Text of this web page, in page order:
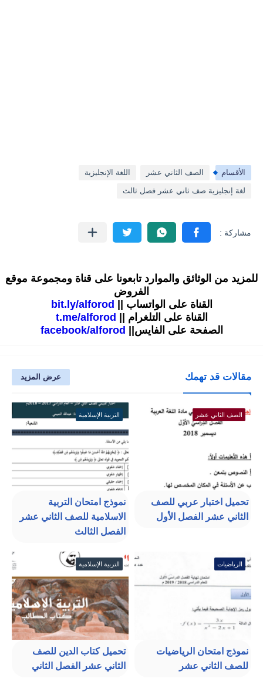
الأقسام الصف الثاني عشر اللغة الإنجليزية
لغة إنجليزية صف ثاني عشر فصل ثالث
للمزيد من الوثائق والموارد تابعونا على قناة ومجموعة موقع
الفروض
القناة على الواتساب ||
bit.ly/alforod
القناة على التلغرام ||
t.me/alforod
الصفحة على الفايس||
facebook/alforod
مقالات قد تهمك عرض المزيد
الصف الثاني عشر
تحميل اختبار عربي للصف
الثاني عشر الفصل الأول
التربية الإسلامية
نموذج امتحان التربية
الاسلامية للصف الثاني عشر
الفصل الثالث
الرياضيات
نموذج امتحان الرياضيات
للصف الثاني عشر
التربية الإسلامية
تحميل كتاب الدين للصف
الثاني عشر الفصل الثاني